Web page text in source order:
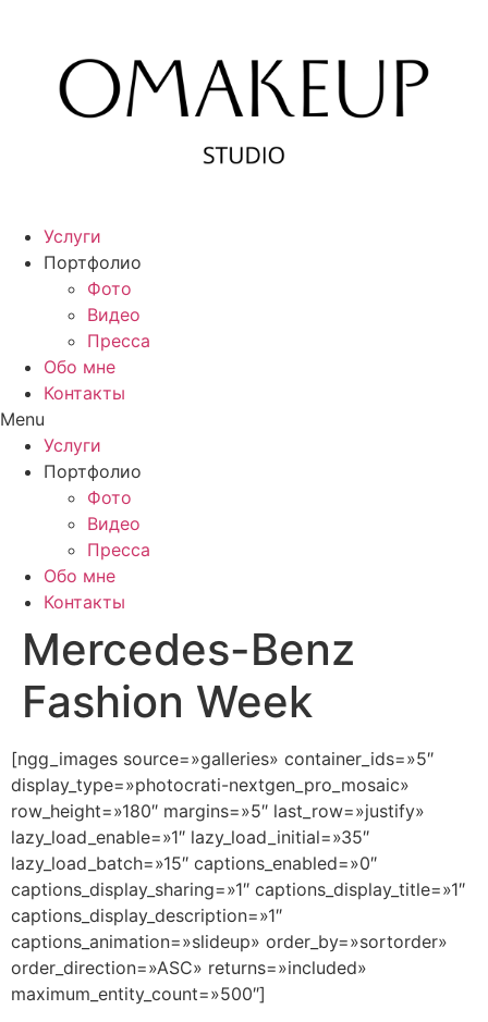
содержимому
Услуги
Портфолио
Фото
Видео
Пресса
Обо мне
Контакты
Menu
Услуги
Портфолио
Фото
Видео
Пресса
Обо мне
Контакты
Mercedes-Benz
Fashion Week
[ngg_images source=»galleries» container_ids=»5″
display_type=»photocrati-nextgen_pro_mosaic»
row_height=»180″ margins=»5″ last_row=»justify»
lazy_load_enable=»1″ lazy_load_initial=»35″
lazy_load_batch=»15″ captions_enabled=»0″
captions_display_sharing=»1″ captions_display_title=»1″
captions_display_description=»1″
captions_animation=»slideup» order_by=»sortorder»
order_direction=»ASC» returns=»included»
maximum_entity_count=»500″]